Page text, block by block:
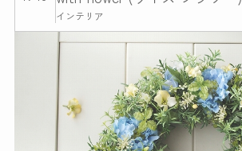
インテリア